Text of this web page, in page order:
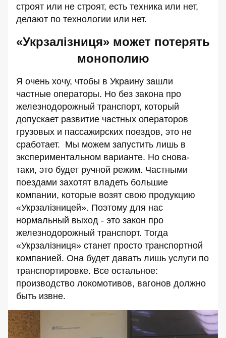
строят или не строят, есть техника или нет,
делают по технологии или нет.
«Укрзалізниця» может потерять
монополию
Я очень хочу, чтобы в Украину зашли
частные операторы. Но без закона про
железнодорожный транспорт, который
допускает развитие частных операторов
грузовых и пассажирских поездов, это не
сработает. Мы можем запустить лишь в
экспериментальном варианте. Но снова-
таки, это будет ручной режим. Частными
поездами захотят владеть большие
компании, которые возят свою продукцию
«Укрзалізницей». Поэтому для нас
нормальный выход - это закон про
железнодорожный транспорт. Тогда
«Укрзалізниця» станет просто транспортной
компанией. Она будет давать лишь услуги по
транспортировке. Все остальное:
производство локомотивов, вагонов должно
быть извне.